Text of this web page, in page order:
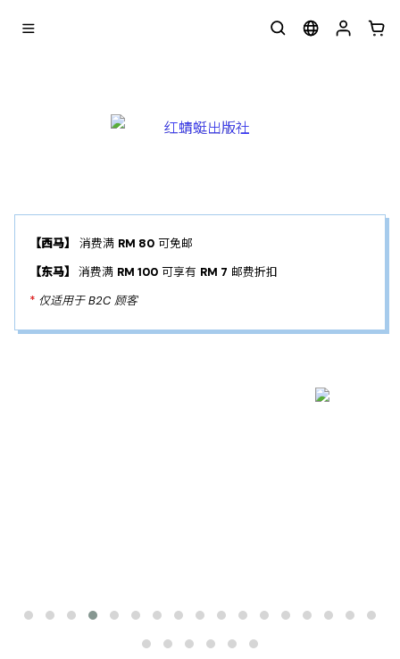
【西马】 消费满 RM 80 可免邮
【东马】 消费满 RM 100 可享有 RM 7 邮费折扣
* 仅适用于 B2C 顾客